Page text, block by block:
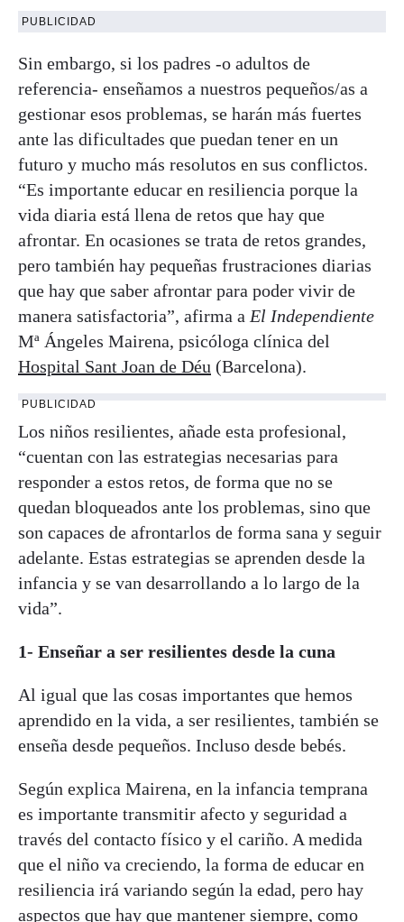
PUBLICIDAD
Sin embargo, si los padres -o adultos de
referencia- enseñamos a nuestros pequeños/as a
gestionar esos problemas, se harán más fuertes
ante las dificultades que puedan tener en un
futuro y mucho más resolutos en sus conflictos.
“Es importante educar en resiliencia porque la
vida diaria está llena de retos que hay que
afrontar. En ocasiones se trata de retos grandes,
pero también hay pequeñas frustraciones diarias
que hay que saber afrontar para poder vivir de
manera satisfactoria”, afirma a El Independiente
Mª Ángeles Mairena, psicóloga clínica del
Hospital Sant Joan de Déu (Barcelona).
PUBLICIDAD
Los niños resilientes, añade esta profesional,
“cuentan con las estrategias necesarias para
responder a estos retos, de forma que no se
quedan bloqueados ante los problemas, sino que
son capaces de afrontarlos de forma sana y seguir
adelante. Estas estrategias se aprenden desde la
infancia y se van desarrollando a lo largo de la
vida”.
1- Enseñar a ser resilientes desde la cuna
Al igual que las cosas importantes que hemos
aprendido en la vida, a ser resilientes, también se
enseña desde pequeños. Incluso desde bebés.
Según explica Mairena, en la infancia temprana
es importante transmitir afecto y seguridad a
través del contacto físico y el cariño. A medida
que el niño va creciendo, la forma de educar en
resiliencia irá variando según la edad, pero hay
aspectos que hay que mantener siempre, como